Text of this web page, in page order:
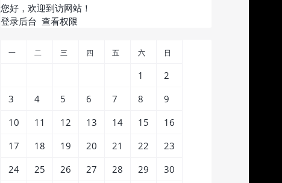
您好，欢迎到访网站！
登录后台 查看权限
一 二 三 四 五 六 日
1
2
3
4 5 6 7 8
9
10
11 12 13 14 15
16
17
18 19 20 21 22
23
24
25 26 27 28 29
30